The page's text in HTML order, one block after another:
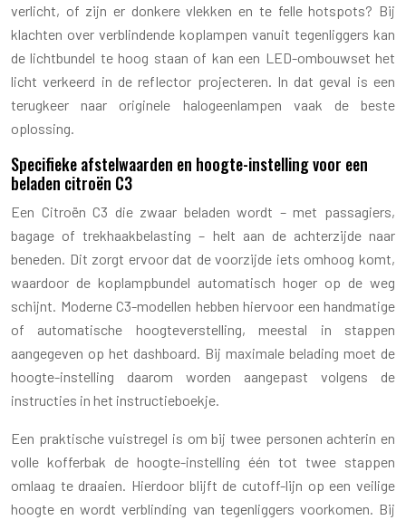
verlicht, of zijn er donkere vlekken en te felle hotspots? Bij
klachten over verblindende koplampen vanuit tegenliggers kan
de lichtbundel te hoog staan of kan een LED-ombouwset het
licht verkeerd in de reflector projecteren. In dat geval is een
terugkeer naar originele halogeenlampen vaak de beste
oplossing.
Specifieke afstelwaarden en hoogte-instelling voor een
beladen citroën C3
Een Citroën C3 die zwaar beladen wordt – met passagiers,
bagage of trekhaakbelasting – helt aan de achterzijde naar
beneden. Dit zorgt ervoor dat de voorzijde iets omhoog komt,
waardoor de koplampbundel automatisch hoger op de weg
schijnt. Moderne C3-modellen hebben hiervoor een handmatige
of automatische hoogteverstelling, meestal in stappen
aangegeven op het dashboard. Bij maximale belading moet de
hoogte-instelling daarom worden aangepast volgens de
instructies in het instructieboekje.
Een praktische vuistregel is om bij twee personen achterin en
volle kofferbak de hoogte-instelling één tot twee stappen
omlaag te draaien. Hierdoor blijft de cutoff-lijn op een veilige
hoogte en wordt verblinding van tegenliggers voorkomen. Bij